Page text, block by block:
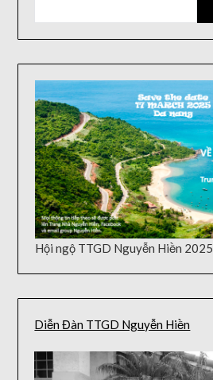
Hội ngộ TTGD Nguyễn Hiền 2025
Diễn Đàn TTGD Nguyễn Hiền